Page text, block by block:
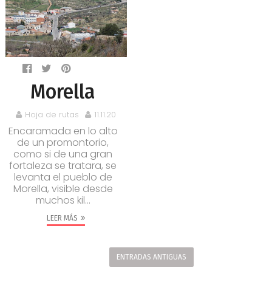
Morella
Hoja de rutas 11.11.20
Encaramada en lo alto
de un promontorio,
como si de una gran
fortaleza se tratara, se
levanta el pueblo de
Morella, visible desde
muchos kil...
LEER MÁS
ENTRADAS ANTIGUAS